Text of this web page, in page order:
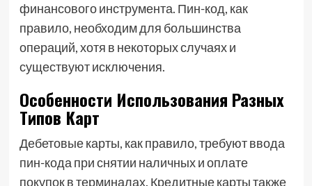
финансового инструмента. Пин-код, как
правило, необходим для большинства
операций, хотя в некоторых случаях и
существуют исключения.
Особенности Использования Разных
Типов Карт
Дебетовые карты, как правило, требуют ввода
пин-кода при снятии наличных и оплате
покупок в терминалах. Кредитные карты также